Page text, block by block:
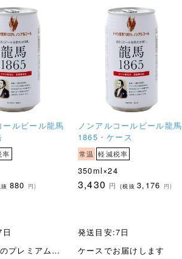
ールビール龍馬
率
880 円)
麦芽100%のプレミアムノンアルコールビール
ノンアルコールビール龍馬
1865・ケース
常温 軽減税率
350ml×24
3,430 円 (税抜3,176 円)
発送目安:7日
ケースでお届けします